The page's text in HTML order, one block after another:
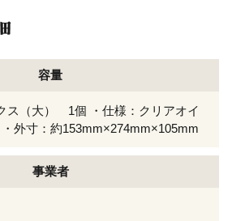
容量
ス（大） 1個 ・仕様：クリアオイ
外寸：約153mm×274mm×105mm
事業者